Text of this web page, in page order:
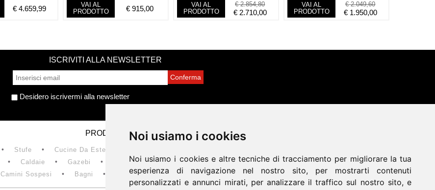
Noi usiamo i cookies
Noi usiamo i cookies e altre tecniche di tracciamento per migliorare la tua
esperienza di navigazione nel nostro sito, per mostrarti contenuti
personalizzati e annunci mirati, per analizzare il traffico sul nostro sito, e
Noi usiamo i cookies
Noi usiamo i cookies e altre tecniche di tracciamento per migliorare la tua
esperienza di navigazione nel nostro sito, per mostrarti contenuti
personalizzati e annunci mirati, per analizzare il traffico sul nostro sito, e
€ 4.659,99
VAI AL
PRODOTTO
€ 915,00
VAI AL
PRODOTTO
€ 2.854,80
€ 2.710,00
VAI AL
PRODOTTO
€ 2.049,60
€ 1.950,00
ISCRIVITI ALLA NEWSLETTER
Desidero iscrivermi alla newsletter
PRODOTTI
Stufe Cucine Da Esterno
Caldaie Gazebi Camini A Gas Barbecue Tavoli Camini Elettrici
Forni
Camini Sospesi Bagni Scale Pavimenti Disegni Su Misura Noleggio